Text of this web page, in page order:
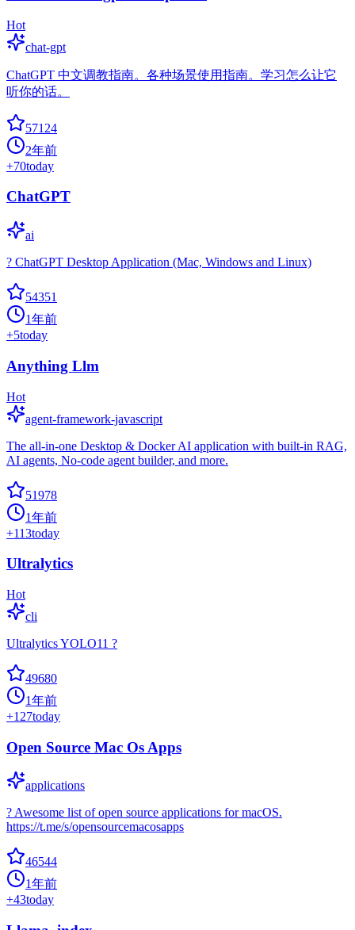
Hot
chat-gpt
ChatGPT 中文调教指南。各种场景使用指南。学习怎么让它
听你的话。
57124
2年前
+70today
ChatGPT
ai
? ChatGPT Desktop Application (Mac, Windows and Linux)
54351
1年前
+5today
Anything Llm
Hot
agent-framework-javascript
The all-in-one Desktop & Docker AI application with built-in RAG,
AI agents, No-code agent builder, and more.
51978
1年前
+113today
Ultralytics
Hot
cli
Ultralytics YOLO11 ?
49680
1年前
+127today
Open Source Mac Os Apps
applications
? Awesome list of open source applications for macOS.
https://t.me/s/opensourcemacosapps
46544
1年前
+43today